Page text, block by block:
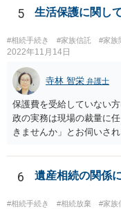
5 生活保護に関し
#相続手続き #家族信託 #家族
2022年11月14日
寺林 智栄 弁護士
保護費を受給していない
政の実務は現場の裁量に
きませんか」とお伺いさ
考えてご判断いただくの
6 遺産相続の関係
#相続手続き #相続放棄 #家族